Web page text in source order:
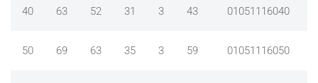
40 63 52 31 3 43 01051116040
50 69 63 35 3 59 01051116050